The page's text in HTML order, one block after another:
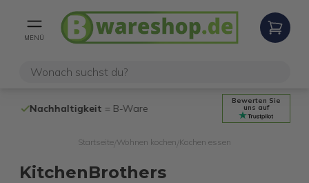
MENÜ
Nachhaltigkeit = B-Ware 100%
Bewerten Sie
uns auf
Startseite Wohnen kochen Kochen essen
KitchenBrothers